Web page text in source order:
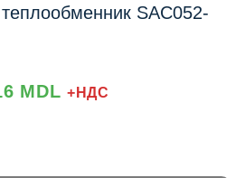
SAC052-
MDLPrețul
+НДС